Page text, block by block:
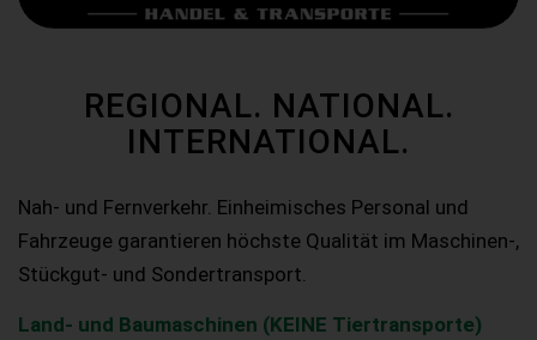
REGIONAL. NATIONAL.
INTERNATIONAL.
Nah- und Fernverkehr. Einheimisches Personal und
Fahrzeuge garantieren höchste Qualität im Maschinen-,
Stückgut- und Sondertransport.
Land- und Baumaschinen (KEINE Tiertransporte)